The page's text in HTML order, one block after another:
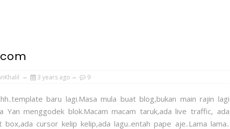
3 years ago 9
baru lagi.Masa mula buat blog,bukan main rajin lagi
Yan menggodek blok.Macam macam taruk,ada live traffic, ada
box,ada cursor kelip kelip,ada lagu..entah pape aje..Lama lama..